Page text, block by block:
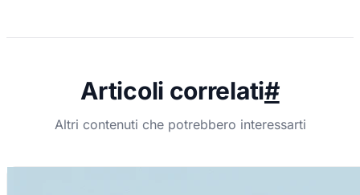
Articoli correlati#
Altri contenuti che potrebbero interessarti